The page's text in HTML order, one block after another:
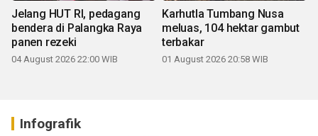
Jelang HUT RI, pedagang
bendera di Palangka Raya
panen rezeki
04 August 2026 22:00 WIB
Karhutla Tumbang Nusa
meluas, 104 hektar gambut
terbakar
01 August 2026 20:58 WIB
Infografik